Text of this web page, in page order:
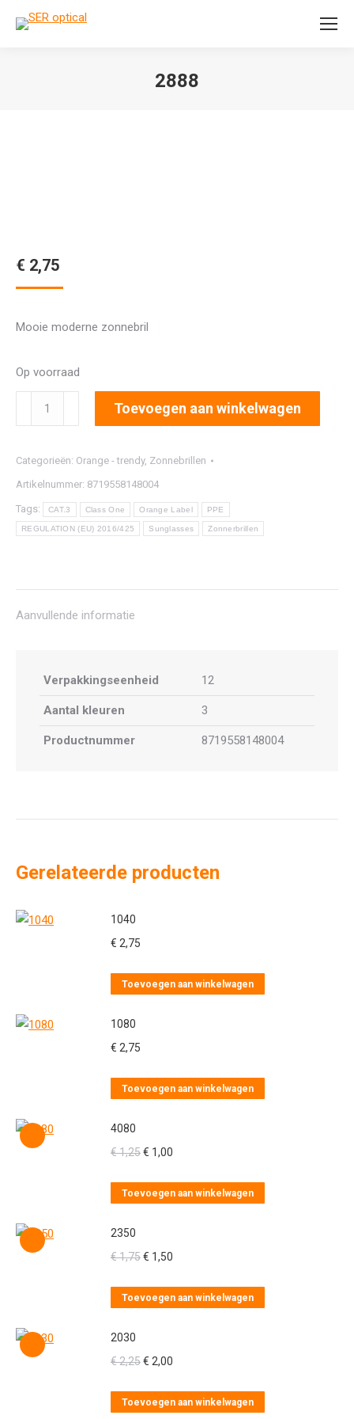
Search:
2888
€ 2,75
Mooie moderne zonnebril
Op voorraad
aantal
Toevoegen aan winkelwagen
Categorieën: Orange - trendy, Zonnebrillen
Artikelnummer: 8719558148004
Tags: CAT.3 Class One Orange Label PPE
REGULATION (EU) 2016/425 Sunglasses Zonnerbrillen
Aanvullende informatie
Verpakkingseenheid 12
Aantal kleuren 3
Productnummer 8719558148004
Gerelateerde producten
1040
€ 2,75
Toevoegen aan winkelwagen
1080
€ 2,75
Toevoegen aan winkelwagen
4080
€1,25Oorspronkelijke
was:
€ 1,00
is:
Toevoegen aan winkelwagen
2350
€1,75Oorspronkelijke
was:
€ 1,50
is:
Toevoegen aan winkelwagen
2030
€2,25Oorspronkelijke
was:
€ 2,00
is:
Toevoegen aan winkelwagen